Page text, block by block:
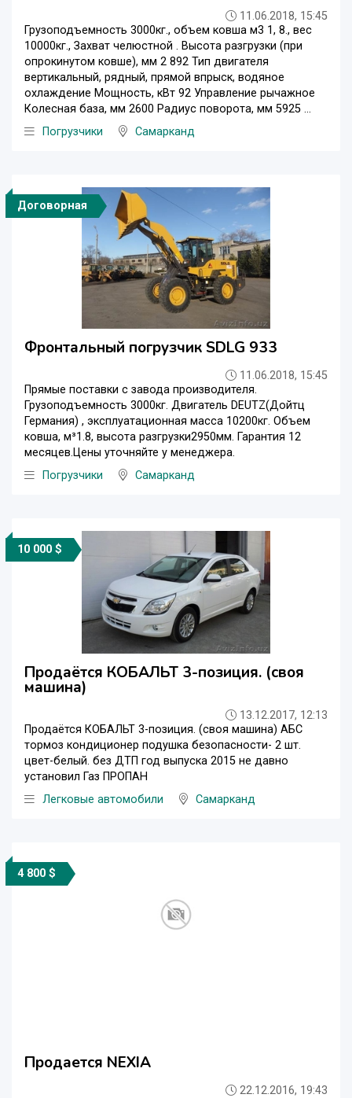
11.06.2018, 15:45
Грузоподъемность 3000кг., объем ковша м3 1, 8., вес
10000кг., Захват челюстной . Высота разгрузки (при
опрокинутом ковше), мм 2 892 Тип двигателя
вертикальный, рядный, прямой впрыск, водяное
охлаждение Мощность, кВт 92 Управление рычажное
Колесная база, мм 2600 Радиус поворота, мм 5925 ...
Погрузчики
Самарканд
Договорная
Фронтальный погрузчик SDLG 933
11.06.2018, 15:45
Прямые поставки с завода производителя.
Грузоподъемность 3000кг. Двигатель DEUTZ(Дойтц
Германия) , эксплуатационная масса 10200кг. Объем
ковша, м³1.8, высота разгрузки2950мм. Гарантия 12
месяцев.Цены уточняйте у менеджера.
Погрузчики
Самарканд
10 000 $
Продаётся КОБАЛЬТ 3-позиция. (своя
машина)
13.12.2017, 12:13
Продаётся КОБАЛЬТ 3-позиция. (своя машина) АБС
тормоз кондиционер подушка безопасности- 2 шт.
цвет-белый. без ДТП год выпуска 2015 не давно
установил Газ ПРОПАН
Легковые автомобили
Самарканд
4 800 $
Продается NEXIA
22.12.2016, 19:43